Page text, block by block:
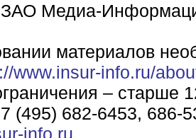
Медиа-
материалов
www.insur-info.ru/
– старше
(495) 682-6453, 686-
info.ru.